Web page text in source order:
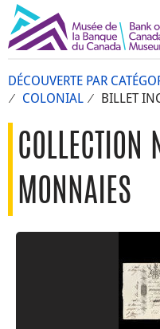
DÉCOUVERTE PAR
COLONIAL
BILLET
COLLECTION
MONNAIES